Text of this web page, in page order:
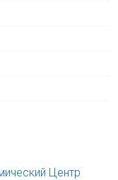
Центр